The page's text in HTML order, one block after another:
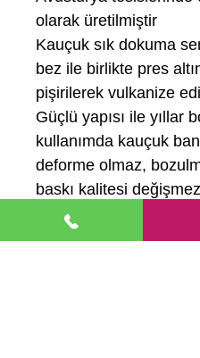
olarak üretilmiştir
Kauçuk sık dokuma
bez ile birlikte pres
pişirilerek vulkanize
Güçlü yapısı ile yıllar
kullanımda kauçuk
deforme olmaz,
baskı kalitesi değişmez
Çelik gövde elektrolitik
kaplı ergonomik sap